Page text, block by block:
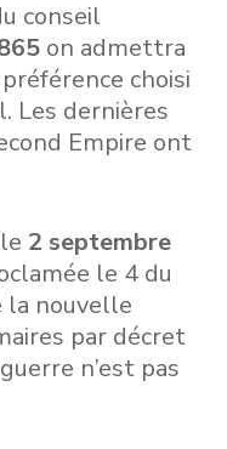
conseil
on admettra
choisi
Les dernières
Empire ont
2 septembre
le 4 du
la nouvelle
par décret
n’est pas